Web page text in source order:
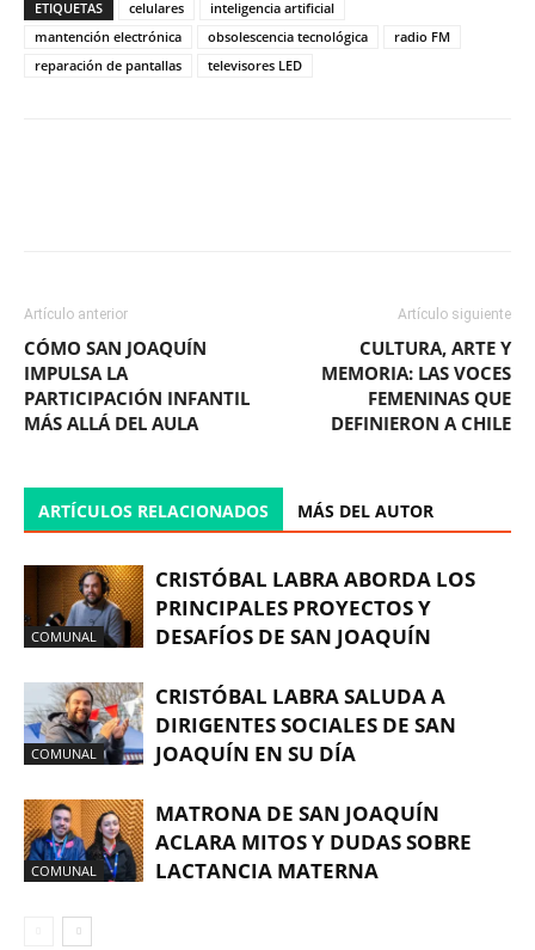
ETIQUETAS celulares
inteligencia artificial
mantención electrónica
obsolescencia tecnológica
radio FM
reparación de pantallas
televisores LED
Artículo anterior
CÓMO SAN JOAQUÍN
IMPULSA LA
PARTICIPACIÓN INFANTIL
MÁS ALLÁ DEL AULA
Artículo siguiente
CULTURA, ARTE Y
MEMORIA: LAS VOCES
FEMENINAS QUE
DEFINIERON A CHILE
ARTÍCULOS RELACIONADOS MÁS DEL AUTOR
COMUNAL
CRISTÓBAL LABRA ABORDA LOS
PRINCIPALES PROYECTOS Y
DESAFÍOS DE SAN JOAQUÍN
COMUNAL
CRISTÓBAL LABRA SALUDA A
DIRIGENTES SOCIALES DE SAN
JOAQUÍN EN SU DÍA
COMUNAL
MATRONA DE SAN JOAQUÍN
ACLARA MITOS Y DUDAS SOBRE
LACTANCIA MATERNA